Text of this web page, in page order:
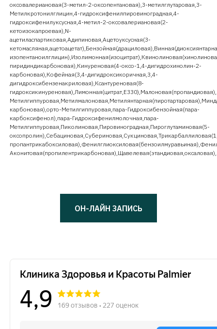
оксовалериановая(3-метил-2-оксопентановая),3-метилглутаровая,3-
Метилкротонилглицин,4-гидроксифенилпировиноградная,4-
гидроксифенилуксусная,4-метил-2-оксовалериановая(2-
кетоизокапроевая),N-
ацетиласпартиковая,Адипиновая,Ацетоуксусная(3-
пиридиндикарбоновая),Кинуреновая(4-оксо-1,4-дигидрохинолин-2-
карбоновая),Кофейная(3,4-дигидроксикоричная,3,4-
дигидроксибензенакриловая),Ксантуреновая(8-
карбоновая),орто-Метилгиппуровая,пара-Гидроксибензойная(пара-
карбоксифенол),пара-Гидроксифенилмолочная,пара-
Метилгиппуровая,Пиколиновая,Пировиноградная,Пироглутаминовая(5-
ОН-ЛАЙН ЗАПИСЬ